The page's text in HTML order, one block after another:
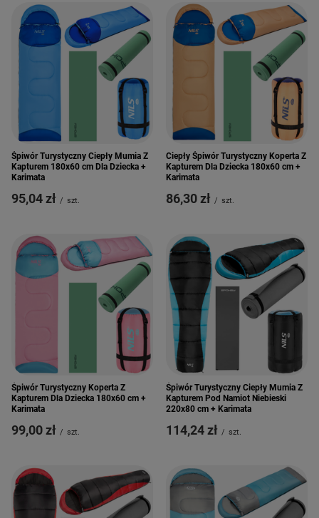
Śpiwór Turystyczny Ciepły Mumia Z
Kapturem 180x60 cm Dla Dziecka +
Karimata
95,04 zł / szt.
Ciepły Śpiwór Turystyczny Koperta Z
Kapturem Dla Dziecka 180x60 cm +
Karimata
86,30 zł / szt.
Śpiwór Turystyczny Koperta Z
Kapturem Dla Dziecka 180x60 cm +
Karimata
99,00 zł / szt.
Śpiwór Turystyczny Ciepły Mumia Z
Kapturem Pod Namiot Niebieski
220x80 cm + Karimata
114,24 zł / szt.